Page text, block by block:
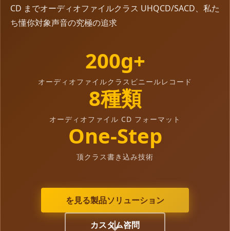
CD までオーディオファイルクラス UHQCD/SACD、私た
ち懂你対象声音の究極の追求
200g+
オーディオファイルクラスビニールレコード
8種類
オーディオファイル CD フォーマット
One-Step
顶クラス書き込み技術
を見る製品ソリューション
カスタム咨問